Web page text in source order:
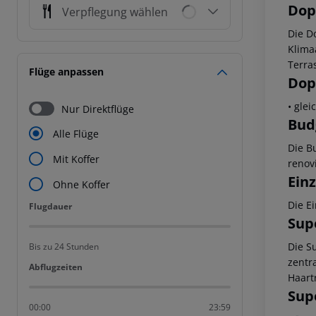
Verpflegung wählen
Flüge anpassen
Nur Direktflüge
Alle Flüge
Mit Koffer
Ohne Koffer
Flugdauer
Flugdauer
Bis zu 24 Stunden
Abflugzeiten
Abflugzeiten
00:00 23:59
Die
•
Die
Die
Die